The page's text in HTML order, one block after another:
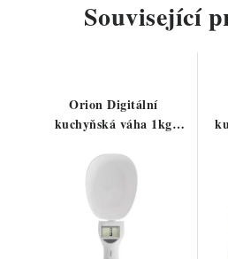
Související
Orion Digitální
kuchyňská váha 1kg